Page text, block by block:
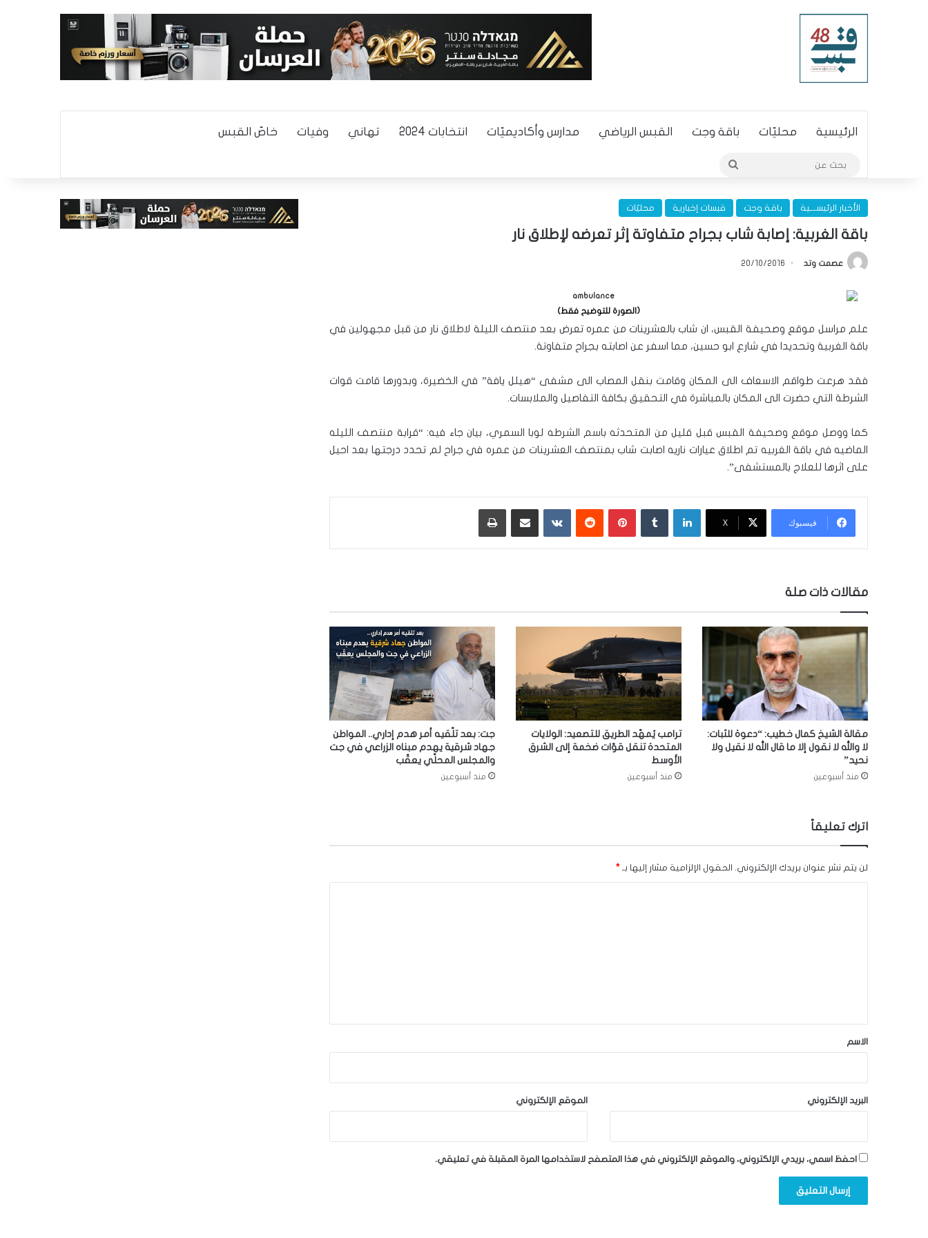
الرئيسية محليّات باقة وجت القبس الرياضي مدارس وأكاديميّات انتخابات 2024 تهاني وفيات خاصّ القبس
الأخبار الرئيســـية باقة وجت قبسات إخبارية محليّات
باقة الغربية: إصابة شاب بجراح متفاوتة إثر تعرضه لإطلاق نار
عصمت وتد 20/10/2016
(الصورة للتوضيح فقط)
علم مراسل موقع وصحيفة القبس، ان شاب بالعشرينات من عمره تعرض بعد منتصف الليلة لاطلاق نار من قبل مجهولين في
باقة الغربية وتحديدا في شارع ابو حسين، مما اسفر عن اصابته بجراح متفاوتة.
فقد هرعت طواقم الاسعاف الى المكان وقامت بنقل المصاب الى مشفى “هيلل يافة” في الخضيرة، وبدورها قامت قوات
الشرطة التي حضرت الى المكان بالمباشرة في التحقيق بكافة التفاصيل والملابسات.
كما ووصل موقع وصحيفة القبس قبل قليل من المتحدثه باسم الشرطه لوبا السمري، بيان جاء فيه: “قرابة منتصف الليله
الماضيه في باقة الغربيه تم اطلاق عيارات ناريه اصابت شاب بمنتصف العشرينات من عمره في جراح لم تحدد درجتها بعد احيل
على اثرها للعلاج بالمستشفى”.
فيسبوك ‫X
لينكدإن بينتيريست ‏VKontakte
مقالات ذات صلة
مقالة الشيخ كمال خطيب: “دعوة للثبات:
لا والله لا نقول إلا ما قال الله لا نقيل ولا
نحيد”
منذ أسبوعين
ترامب يُمهّد الطريق للتصعيد: الولايات
المتحدة تنقل قوّات ضخمة إلى الشرق
الأوسط
منذ أسبوعين
جت: بعد تلّقيه أمر هدم إداري.. المواطن
جهاد شرقية يهدم مبناه الزراعي في جت
والمجلس المحلّي يعقّب
منذ أسبوعين
اترك تعليقاً
لن يتم نشر عنوان بريدك الإلكتروني. الحقول الإلزامية مشار إليها بـ *
*
الاسم
البريد الإلكتروني الموقع الإلكتروني
احفظ اسمي، بريدي الإلكتروني، والموقع الإلكتروني في هذا المتصفح لاستخدامها المرة المقبلة في تعليقي.